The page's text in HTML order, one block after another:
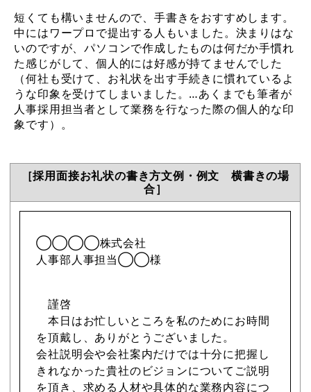
短くても構いませんので、手書きをおすすめします。
中にはワープロで提出する人もいました。決まりはな
いのですが、パソコンで作成したものは何だか手慣れ
た感じがして、個人的には好感が持てませんでした
（何社も受けて、お礼状を出す手続きに慣れているよ
うな印象を受けてしまいました。…あくまでも筆者が
人事採用担当者として業務を行なった際の個人的な印
象です）。
［採用面接お礼状の書き方文例・例文 横書きの場
合］
◯◯◯◯株式会社
人事部人事担当◯◯様
謹啓
本日はお忙しいところを私のためにお時間
を頂戴し、ありがとうございました。
会社説明会や会社案内だけでは十分に把握し
きれなかった貴社のビジョンについてご説明
を頂き、求める人材や具体的な業務内容につ